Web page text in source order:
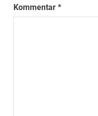
Kommentar*